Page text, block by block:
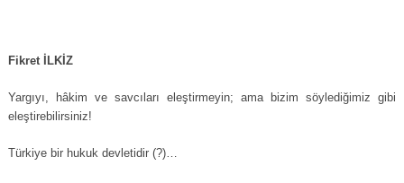
Fikret İLKİZ
Yargıyı, hâkim ve savcıları eleştirmeyin; ama bizim söylediğimiz gibi
eleştirebilirsiniz!
Türkiye bir hukuk devletidir (?)…